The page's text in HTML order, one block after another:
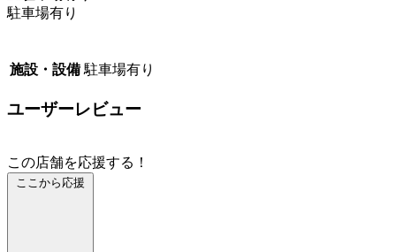
駐車場有り
施設・設備 駐車場有り
ユーザーレビュー
この店舗を応援する！
ここから応援